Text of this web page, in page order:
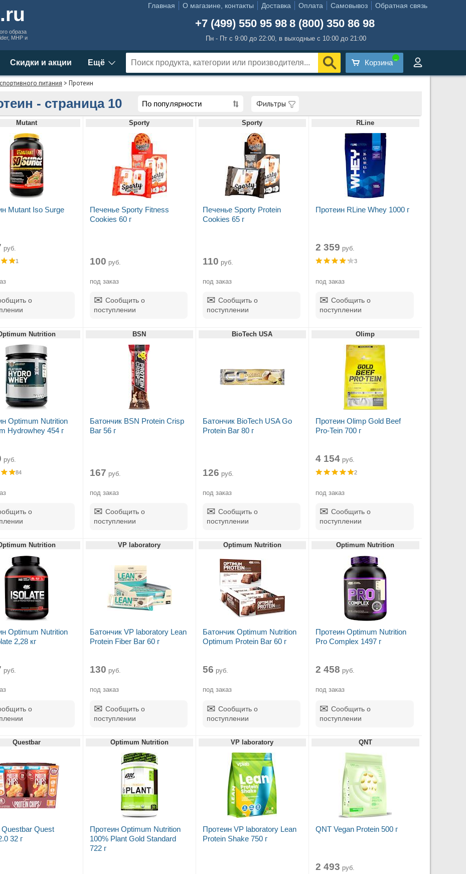
.ru
образа
MHP и
Главная О магазине, контакты Доставка Оплата Самовывоз Обратная связь
+7 (499) 550 95 98 8 (800) 350 86 98
Пн - Пт с 9:00 до 22:00, в выходные с 10:00 до 21:00
Скидки и акции Ещё Корзина
питания > Протеин
- страница 10 Фильтры
Mutant
Mutant Iso Surge
руб.
1
о
Sporty
Печенье Sporty Fitness
Cookies 60 г
100 руб.
под заказ
Сообщить о
поступлении
Sporty
Печенье Sporty Protein
Cookies 65 г
110 руб.
под заказ
Сообщить о
поступлении
RLine
Протеин RLine Whey 1000 г
2 359 руб.
3
под заказ
Сообщить о
поступлении
Nutrition
Optimum Nutrition
Hydrowhey 454 г
руб.
84
о
BSN
Батончик BSN Protein Crisp
Bar 56 г
167 руб.
под заказ
Сообщить о
поступлении
BioTech USA
Батончик BioTech USA Go
Protein Bar 80 г
126 руб.
под заказ
Сообщить о
поступлении
Olimp
Протеин Olimp Gold Beef
Pro-Tein 700 г
4 154руб.
2
под заказ
Сообщить о
поступлении
Nutrition
Optimum Nutrition
2,28 кг
руб.
о
VP laboratory
Батончик VP laboratory Lean
Protein Fiber Bar 60 г
130 руб.
под заказ
Сообщить о
поступлении
Optimum Nutrition
Батончик Optimum Nutrition
Optimum Protein Bar 60 г
56 руб.
под заказ
Сообщить о
поступлении
Optimum Nutrition
Протеин Optimum Nutrition
Pro Complex 1497 г
2 458 руб.
под заказ
Сообщить о
поступлении
Questbar
Quest
32 г
Optimum Nutrition
Протеин Optimum Nutrition
100% Plant Gold Standard
722 г
VP laboratory
Протеин VP laboratory Lean
Protein Shake 750 г
QNT
QNT Vegan Protein 500 г
2 493 руб.